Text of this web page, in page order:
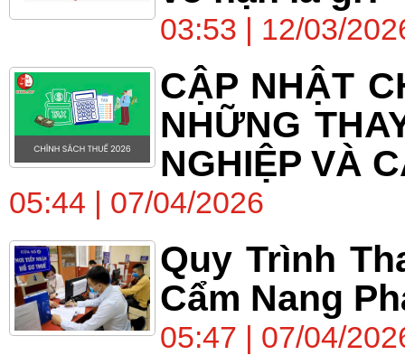
03:53 | 12/03/
CẬP NHẬT
NHỮNG
NGHIỆP VÀ
05:44 | 07/04/2026
Quy Trình
Cẩm Nang
05:47 | 07/04/